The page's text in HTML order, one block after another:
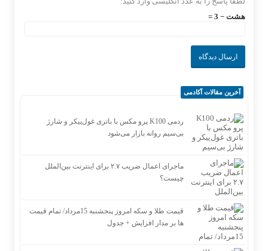
هشت − 3 =
آخرین مقالات آکادمی
ردمی K100 پرو مکس با باتری غول‌پیکر و شارژ
بی‌سیم روانه بازار می‌شود
ماجرای اعمال ضریب ۲.۷ برای اینترنت بین‌الملل
چیست؟
قیمت طلا و سکه امروز پنجشنبه 15مرداد/ تمام قیمت
ها بر مدار افزایش + جدول